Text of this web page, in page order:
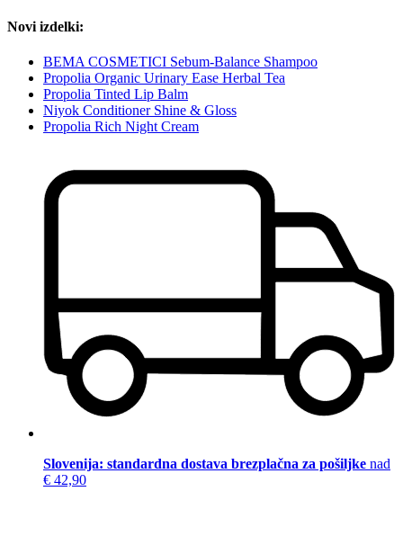
Novi izdelki:
BEMA COSMETICI Sebum-Balance Shampoo
Propolia Organic Urinary Ease Herbal Tea
Propolia Tinted Lip Balm
Niyok Conditioner Shine & Gloss
Propolia Rich Night Cream
Slovenija: standardna dostava brezplačna za pošiljke nad
€ 42,90